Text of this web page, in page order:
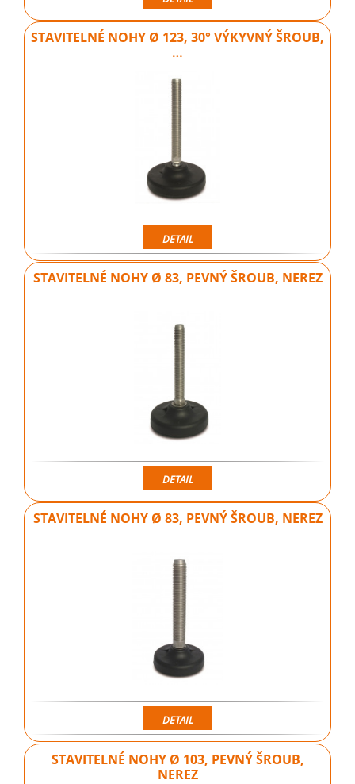
STAVITELNÉ NOHY Ø 123, 30° VÝKYVNÝ ŠROUB,
…
DETAIL
STAVITELNÉ NOHY Ø 83, PEVNÝ ŠROUB, NEREZ
DETAIL
STAVITELNÉ NOHY Ø 83, PEVNÝ ŠROUB, NEREZ
DETAIL
STAVITELNÉ NOHY Ø 103, PEVNÝ ŠROUB,
NEREZ